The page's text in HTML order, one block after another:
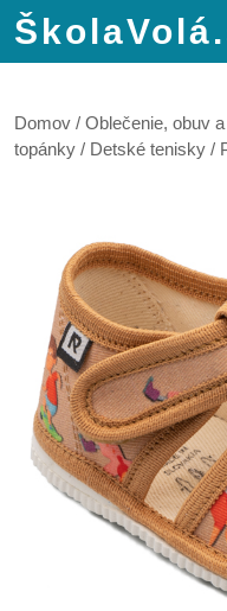
Domov / Oblečenie, obuv
topánky / Detské tenisky /